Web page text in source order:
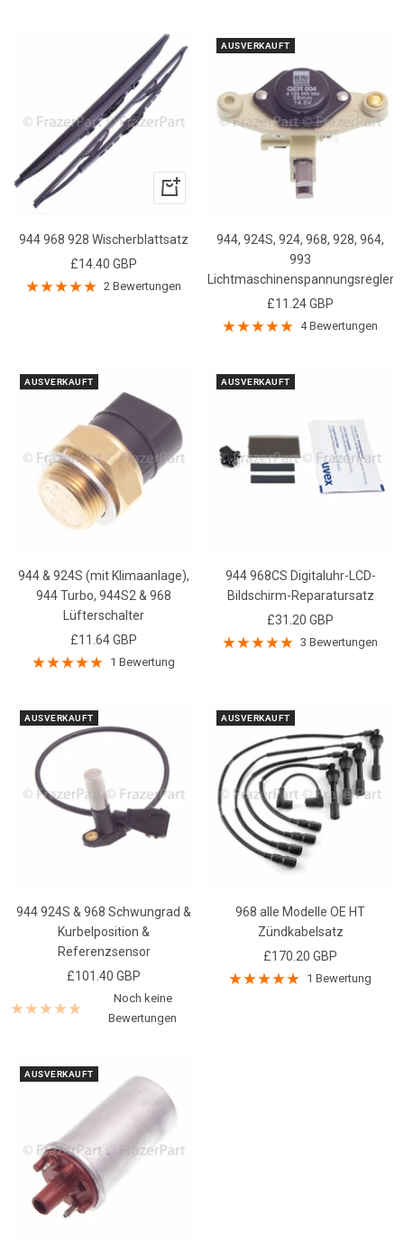
In
den
944 968 928 Wischerblattsatz
Angebotspreis
£14.40 GBP
2 Bewertungen
AUSVERKAUFT
944, 924S, 924, 968, 928, 964,
993
Lichtmaschinenspannungsregler
Angebotspreis
£11.24 GBP
4 Bewertungen
AUSVERKAUFT
944 & 924S (mit Klimaanlage),
944 Turbo, 944S2 & 968
Lüfterschalter
Angebotspreis
£11.64 GBP
1 Bewertung
AUSVERKAUFT
944 968CS Digitaluhr-LCD-
Bildschirm-Reparatursatz
Angebotspreis
£31.20 GBP
3 Bewertungen
AUSVERKAUFT
944 924S & 968 Schwungrad &
Kurbelposition &
Referenzsensor
Angebotspreis
£101.40 GBP
Noch keine
Bewertungen
AUSVERKAUFT
968 alle Modelle OE HT
Zündkabelsatz
Angebotspreis
£170.20 GBP
1 Bewertung
AUSVERKAUFT